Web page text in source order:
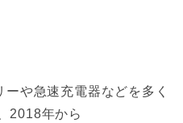
や急速充電器などを多く
2018年から